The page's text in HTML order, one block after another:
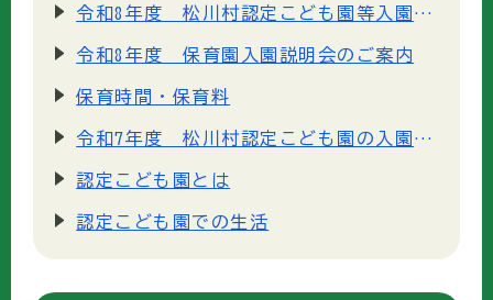
令和8年度 松川村認定こども園等入園手続き
令和8年度 保育園入園説明会のご案内
保育時間・保育料
令和7年度 松川村認定こども園の入園手続き
認定こども園とは
認定こども園での生活